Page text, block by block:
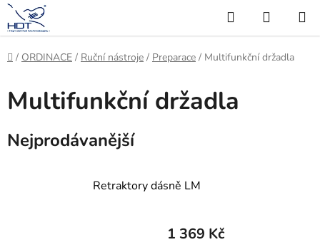
Přejít
na
obsah
Hledat
KOŠÍK
Domů
/ ORDINACE / Ruční nástroje / Preparace / Multifunkční držadla
Multifunkční držadla
Nejprodávanější
Retraktory dásně LM
1 369 Kč